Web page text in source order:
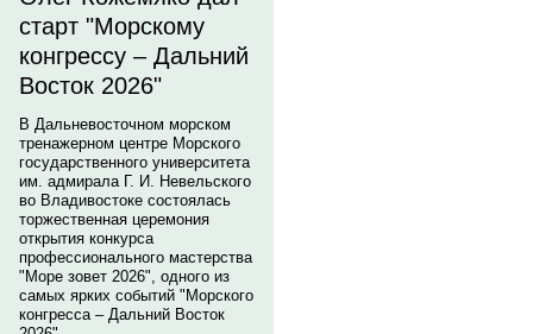
старт "Морскому
конгрессу – Дальний
Восток 2026"
В Дальневосточном морском
тренажерном центре Морского
государственного университета
им. адмирала Г. И. Невельского
во Владивостоке состоялась
торжественная церемония
открытия конкурса
профессионального мастерства
"Море зовет 2026", одного из
самых ярких событий "Морского
конгресса – Дальний Восток